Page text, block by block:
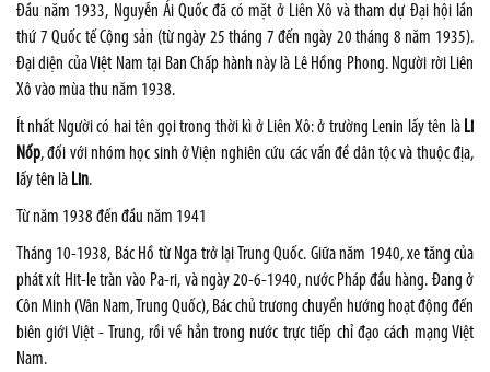
Đầu năm 1933, Nguyễn Ái Quốc đã có mặt ở Liên Xô và tham dự Đại hội lần
thứ 7 Quốc tế Cộng sản (từ ngày 25 tháng 7 đến ngày 20 tháng 8 năm 1935).
Đại diện của Việt Nam tại Ban Chấp hành này là Lê Hồng Phong. Người rời Liên
Xô vào mùa thu năm 1938.
Ít nhất Người có hai tên gọi trong thời kì ở Liên Xô: ở trường Lenin lấy tên là Li
Nốp, đối với nhóm học sinh ở Viện nghiên cứu các vấn đề dân tộc và thuộc địa,
lấy tên là Lin.
Từ năm 1938 đến đầu năm 1941
Tháng 10-1938, Bác Hồ từ Nga trở lại Trung Quốc. Giữa năm 1940, xe tăng của
phát xít Hit-le tràn vào Pa-ri, và ngày 20-6-1940, nước Pháp đầu hàng. Đang ở
Côn Minh (Vân Nam, Trung Quốc), Bác chủ trương chuyển hướng hoạt động đến
biên giới Việt - Trung, rồi về hẳn trong nước trực tiếp chỉ đạo cách mạng Việt
Nam.